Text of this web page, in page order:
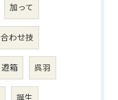
加って
合わせ技
遊箱 呉羽
誕生